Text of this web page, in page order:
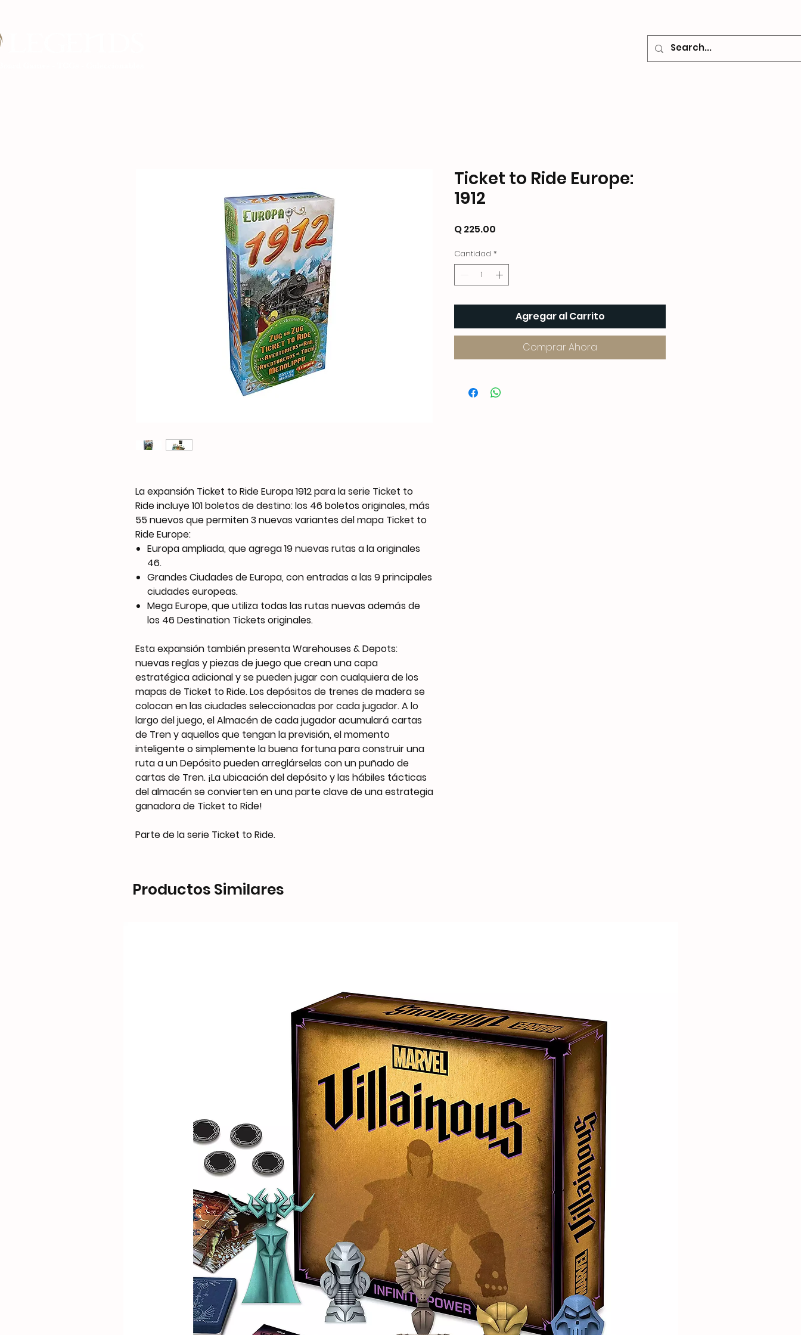
La expansión Ticket to Ride Europa 1912 para la serie Ticket to
Ride incluye 101 boletos de destino: los 46 boletos originales, más
55 nuevos que permiten 3 nuevas variantes del mapa Ticket to
Ride Europe:
Europa ampliada, que agrega 19 nuevas rutas a la originales
46.
Grandes Ciudades de Europa, con entradas a las 9 principales
ciudades europeas.
Mega Europe, que utiliza todas las rutas nuevas además de
los 46 Destination Tickets originales.
Esta expansión también presenta Warehouses & Depots:
nuevas reglas y piezas de juego que crean una capa
estratégica adicional y se pueden jugar con cualquiera de los
mapas de Ticket to Ride. Los depósitos de trenes de madera se
colocan en las ciudades seleccionadas por cada jugador. A lo
largo del juego, el Almacén de cada jugador acumulará cartas
de Tren y aquellos que tengan la previsión, el momento
inteligente o simplemente la buena fortuna para construir una
ruta a un Depósito pueden arreglárselas con un puñado de
cartas de Tren. ¡La ubicación del depósito y las hábiles tácticas
del almacén se convierten en una parte clave de una estrategia
ganadora de Ticket to Ride!
Parte de la serie Ticket to Ride.
Ticket to Ride Europe:
1912
Q 225.00
Cantidad *
Agregar al Carrito
Comprar Ahora
Productos Similares